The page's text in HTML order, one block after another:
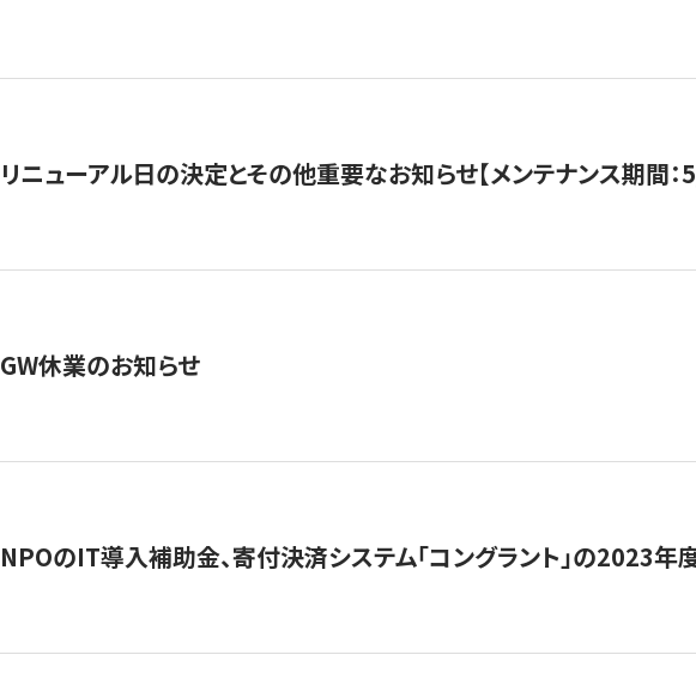
リニューアル日の決定とその他重要なお知らせ【メンテナンス期間
GW休業のお知らせ
NPOのIT導入補助金、寄付決済システム「コングラント」の2023年